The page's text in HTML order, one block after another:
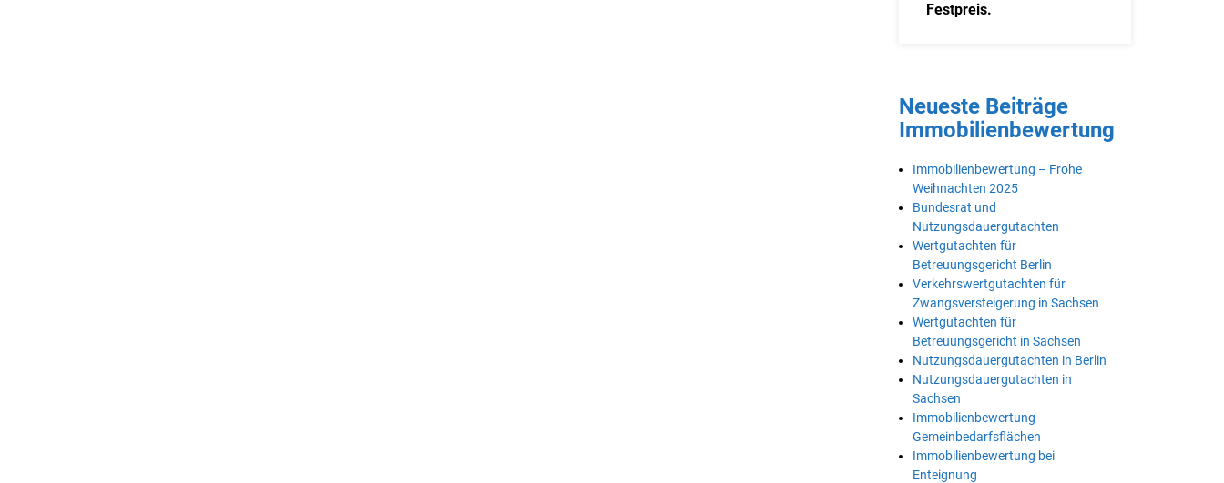
Festpreis.
Neueste Beiträge
Immobilienbewertung
Immobilienbewertung – Frohe
Weihnachten 2025
Bundesrat und
Nutzungsdauergutachten
Wertgutachten für
Betreuungsgericht Berlin
Verkehrswertgutachten für
Zwangsversteigerung in Sachsen
Wertgutachten für
Betreuungsgericht in Sachsen
Nutzungsdauergutachten in Berlin
Nutzungsdauergutachten in
Sachsen
Immobilienbewertung
Gemeinbedarfsflächen
Immobilienbewertung bei
Enteignung